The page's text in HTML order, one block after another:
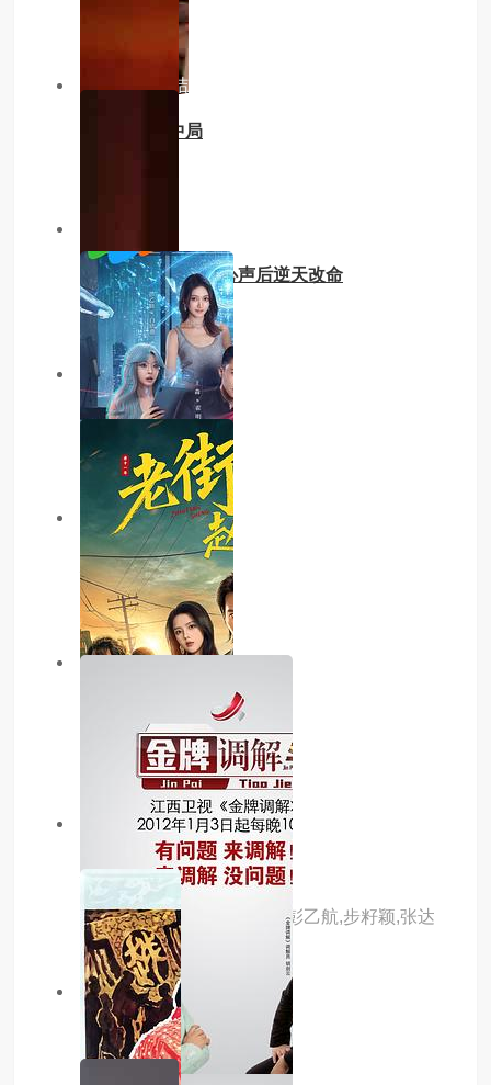
已完结
申城谜案局中局
全家打入冷宫听崽心声后逆天改命
主演：内详
4.0分 已完结
春夜难缠
主演：内详
3.0分 已完结
妙手太医勇闯八零
主演：内详
2.0分
主演：内详
更新至第16集
大开眼界2026
主演：王森,朱近桐,向婧怡,彭乙航,步籽颖,张达
塬,李启歌,李诺菲
5.0分 更新至第23集
老街赵凤声